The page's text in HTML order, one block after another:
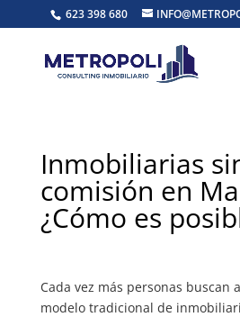
623 398 680
Inmobiliarias
comisión en
¿Cómo es
Cada vez más personas buscan
modelo tradicional de